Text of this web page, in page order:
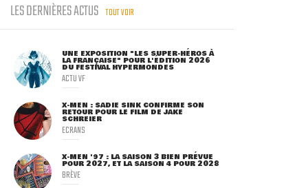
LES DERNIÈRES ACTUS TOUT VOIR
UNE EXPOSITION "LES SUPER-HÉROS À
LA FRANÇAISE" POUR L'ÉDITION 2026
DU FESTIVAL HYPERMONDES
ACTU VF
X-MEN : SADIE SINK CONFIRME SON
RETOUR POUR LE FILM DE JAKE
SCHREIER
ECRANS
X-MEN '97 : LA SAISON 3 BIEN PRÉVUE
POUR 2027, ET LA SAISON 4 POUR 2028
BRÈVE